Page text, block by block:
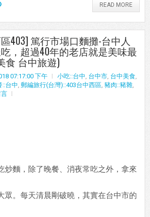
READ MORE
403] 篤行市場口麵攤-台中人
，超過40年的老店就是美味最
食 台中旅遊)
07:17:00 下午 小吃::台中, 台中市, 台中美食,
::台中, 郵編旅行(台灣)::403台中西區, 豬肉::豬雜,
炒麵，除了晚餐、消夜常吃之外，拿來
眾。每天清晨剛破曉，其實在台中市的